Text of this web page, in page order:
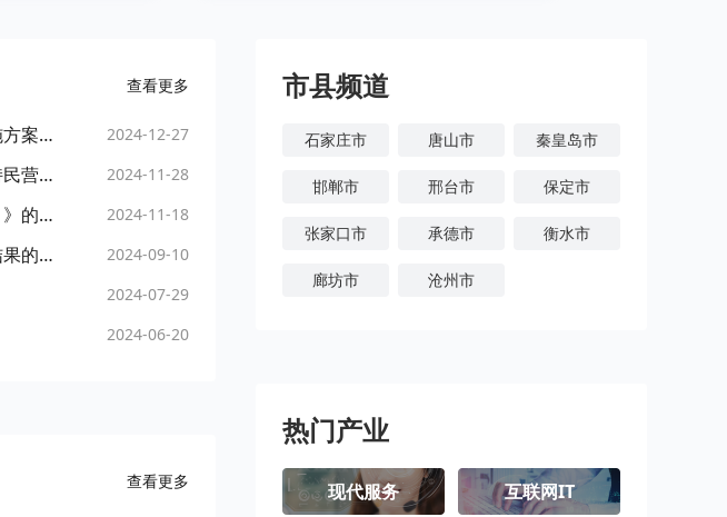
查看更多
张家口市人民政府办公室印发关于以冰雪运动高质量发展激发冰雪经济活力的实施方案的通知 2024-12-27
张家口市人民政府关于废止张家口市促进影视产业发展的若干规定和张家口市支持民营经济高质量发展若干措施两个文件的通知 2024-11-28
张家口市人民政府关于印发《张家口市推进微短剧产业高质量发展的意见（暂行）》的通知 2024-11-18
张家口市供销合作总社关于公布市社机关名义印发规范性文件和政策性文件清理结果的通知 2024-09-10
2024-07-29
2024-06-20
查看更多
市县频道
石家庄市 唐山市 秦皇岛市
邯郸市 邢台市 保定市
张家口市 承德市 衡水市
廊坊市 沧州市
热门产业
现代服务 互联网IT